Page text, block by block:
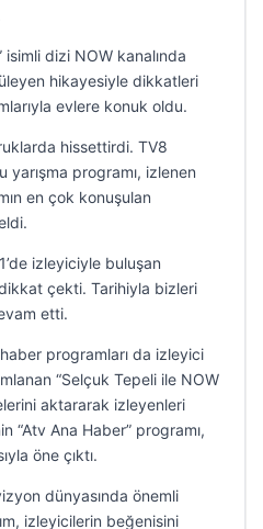
isimli dizi NOW kanalında
hikayesiyle dikkatleri
evlere konuk oldu.
hissettirdi. TV8
yarışma programı, izlenen
en çok konuşulan
izleyiciyle buluşan
çekti. Tarihiyla bizleri
etti.
programları da izleyici
“Selçuk Tepeli ile NOW
aktararak izleyenleri
“Atv Ana Haber” programı,
öne çıktı.
dünyasında önemli
izleyicilerin beğenisini